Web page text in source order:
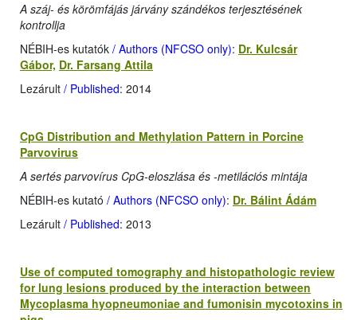
A száj- és körömfájás járvány szándékos terjesztésének
kontrollja
NÉBIH-es kutatók / Authors (NFCSO only): Dr. Kulcsár
Gábor, Dr. Farsang Attila
Lezárult / Published: 2014
CpG Distribution and Methylation Pattern in Porcine
Parvovirus
A sertés parvovírus CpG-eloszlása és -metilációs mintája
NÉBIH-es kutató / Authors (NFCSO only): Dr. Bálint Ádám
Lezárult / Published: 2013
Use of computed tomography and histopathologic review
for lung lesions produced by the interaction between
Mycoplasma hyopneumoniae and fumonisin mycotoxins in